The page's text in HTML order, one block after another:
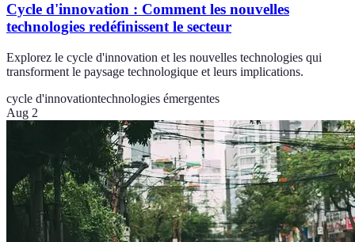
Cycle d'innovation : Comment les nouvelles
technologies redéfinissent le secteur
Explorez le cycle d'innovation et les nouvelles technologies qui
transforment le paysage technologique et leurs implications.
cycle d'innovationtechnologies émergentes
Aug 2